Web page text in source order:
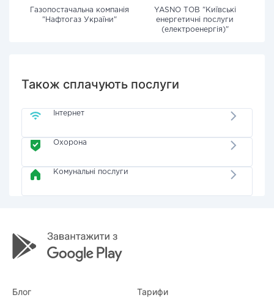
Газопостачальна компанія
"Нафтогаз України"
YASNO ТОВ "Київські
енергетичні послуги
(електроенергія)"
Також сплачують послуги
Інтернет
Охорона
Комунальні послуги
Блог Тарифи